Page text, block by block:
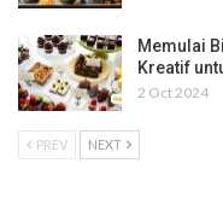
Memulai
Kreatif
2 Oct 2024
PREV NEXT